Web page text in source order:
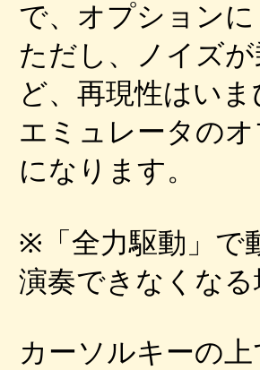
で、オプション
ただし、ノイズ
ど、再現性はい
エミュレータの
になります。
※「全力駆動」で
演奏できなくな
カーソルキーの